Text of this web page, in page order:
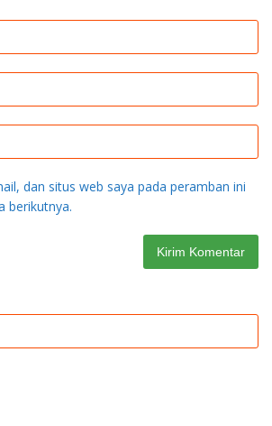
dan situs web saya pada peramban ini
berikutnya.